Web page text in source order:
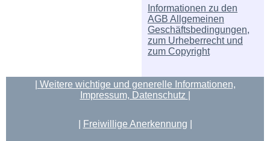
Informationen zu den
AGB Allgemeinen
Geschäftsbedingungen,
zum Urheberrecht und
zum Copyright
| Weitere wichtige und generelle Informationen,
Impressum, Datenschutz
Freiwillige Anerkennung